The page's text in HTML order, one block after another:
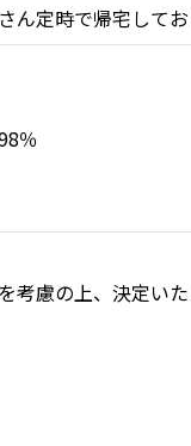
定時で帰宅してお
％
慮の上、決定いた